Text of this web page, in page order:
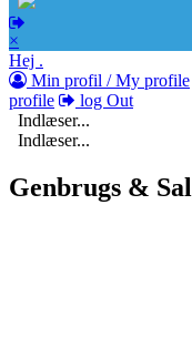
×
Hej .
Min profil / My profile
profile
log Out
Indlæser...
Indlæser...
Genbrugs &